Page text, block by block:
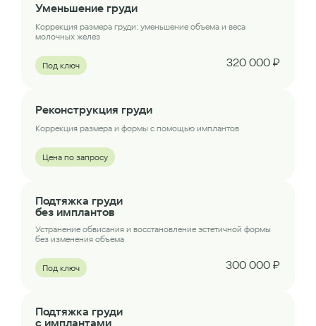
Уменьшение груди
Коррекция размера груди: уменьшение объема и веса
молочных желез
Под ключ 320 000 ₽
Реконструкция груди
Коррекция размера и формы с помощью имплантов
Цена по запросу
Подтяжка груди
без имплантов
Устранение обвисания и восстановление эстетичной формы
без изменения объема
Под ключ 300 000 ₽
Подтяжка груди
с имплантами